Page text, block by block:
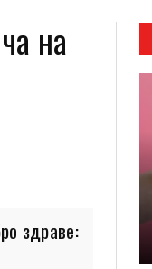
на
здраве: